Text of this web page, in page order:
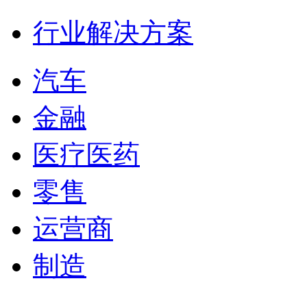
行业解决方案
汽车
金融
医疗医药
零售
运营商
制造